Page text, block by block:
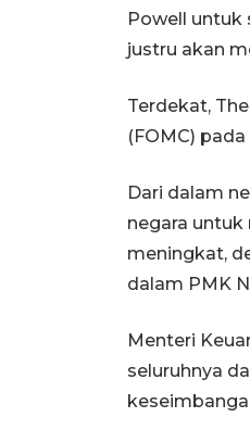
Powell untuk
justru akan
Terdekat,
(FOMC)
Dari dalam
negara
meningkat,
dalam PMK
Menteri
seluruhnya